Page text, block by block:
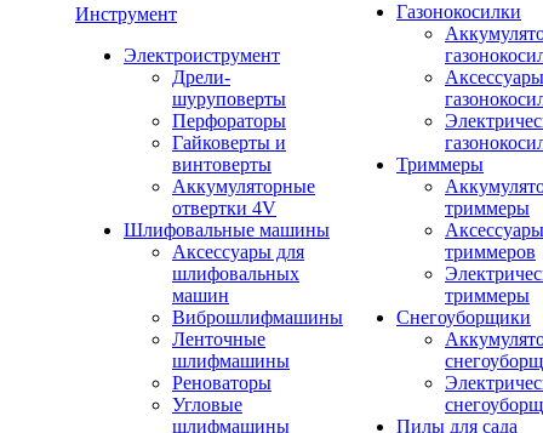
Инструмент
Электроиструмент
Дрели-
шуруповерты
Перфораторы
Гайковерты и
винтоверты
Аккумуляторные
отвертки 4V
Шлифовальные машины
Аксессуары для
шлифовальных
машин
Виброшлифмашины
Ленточные
шлифмашины
Реноваторы
Угловые
шлифмашины
Газонокосилки
Триммеры
триммеры
триммеров
триммеры
Снегоуборщики
Пилы для сада